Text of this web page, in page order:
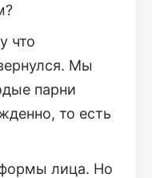
что
Мы
парни
то есть
лица. Но